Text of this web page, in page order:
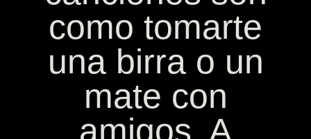
como tomarte
una birra o un
mate con
amigos. A